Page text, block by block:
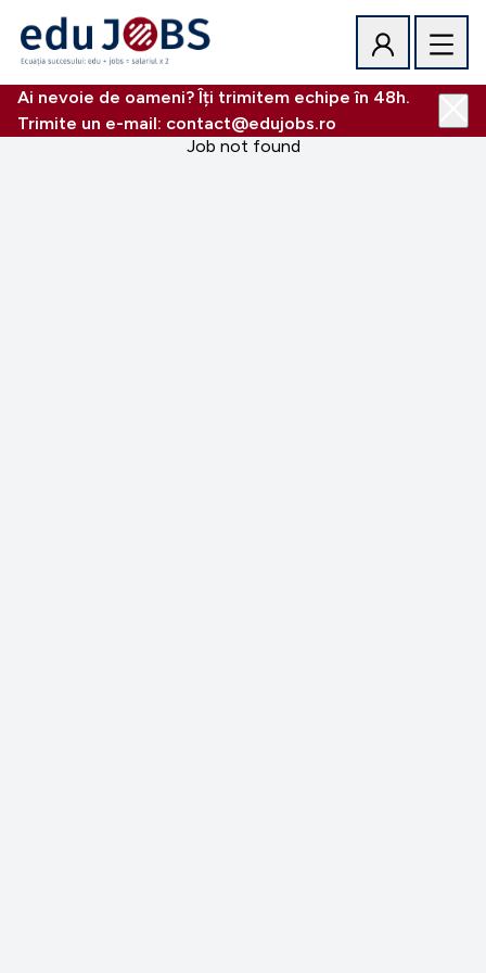
Ai nevoie de oameni? Îți trimitem echipe în 48h.
Trimite un e-mail: contact@edujobs.ro
Job not found